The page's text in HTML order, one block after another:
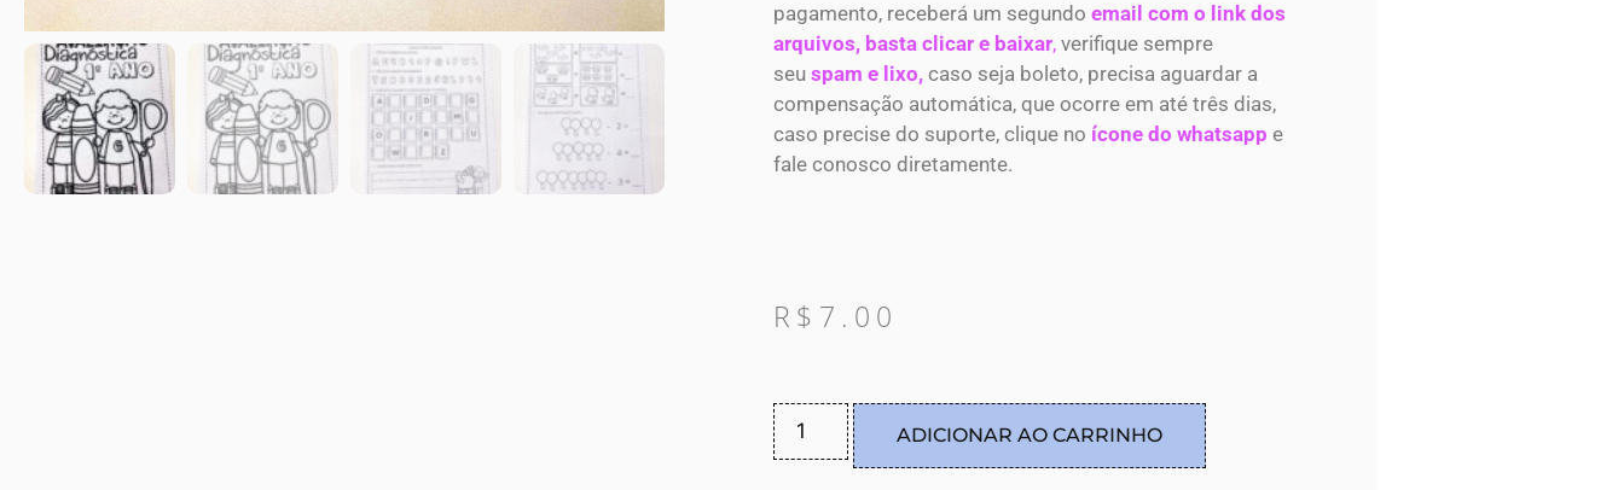
pagamento, receberá um segundo email com o link dos
arquivos, basta clicar e baixar, verifique sempre
seu spam e lixo, caso seja boleto, precisa aguardar a
compensação automática, que ocorre em até três dias,
caso precise do suporte, clique no ícone do whatsapp e
fale conosco diretamente.
R$ 7.00
ADICIONAR AO CARRINHO